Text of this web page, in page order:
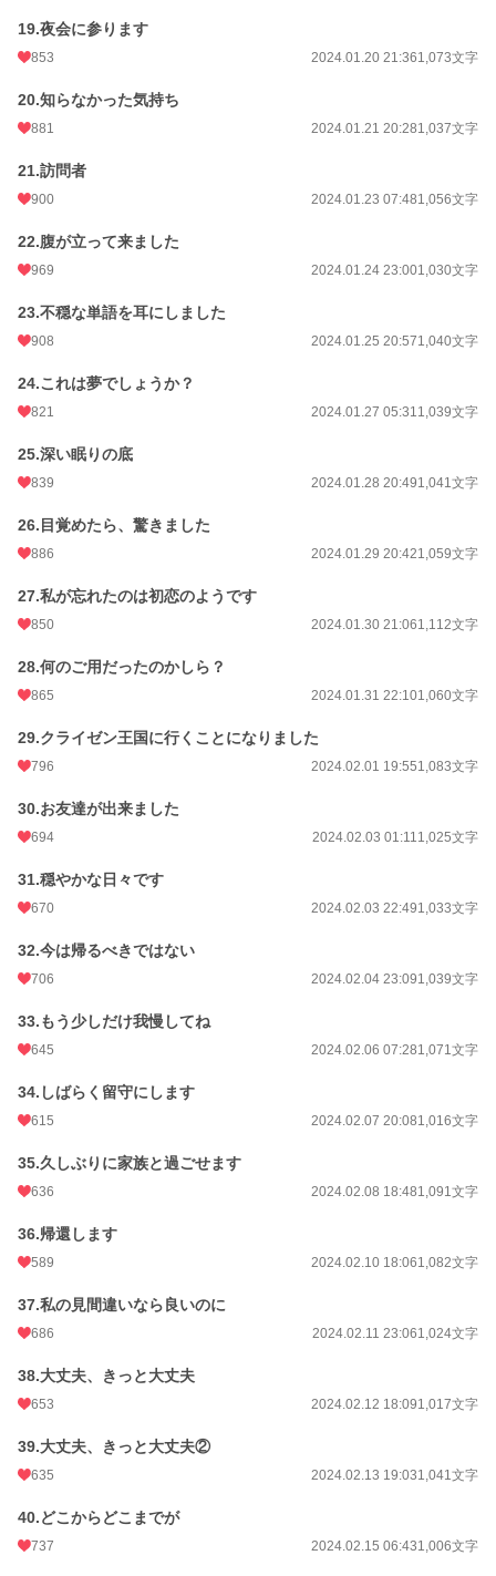
19.夜会に参ります
853 2024.01.20 21:361,073文字
20.知らなかった気持ち
881 2024.01.21 20:281,037文字
21.訪問者
900 2024.01.23 07:481,056文字
22.腹が立って来ました
969 2024.01.24 23:001,030文字
23.不穏な単語を耳にしました
908 2024.01.25 20:571,040文字
24.これは夢でしょうか？
821 2024.01.27 05:311,039文字
25.深い眠りの底
839 2024.01.28 20:491,041文字
26.目覚めたら、驚きました
886 2024.01.29 20:421,059文字
27.私が忘れたのは初恋のようです
850 2024.01.30 21:061,112文字
28.何のご用だったのかしら？
865 2024.01.31 22:101,060文字
29.クライゼン王国に行くことになりました
796 2024.02.01 19:551,083文字
30.お友達が出来ました
694 2024.02.03 01:111,025文字
31.穏やかな日々です
670 2024.02.03 22:491,033文字
32.今は帰るべきではない
706 2024.02.04 23:091,039文字
33.もう少しだけ我慢してね
645 2024.02.06 07:281,071文字
34.しばらく留守にします
615 2024.02.07 20:081,016文字
35.久しぶりに家族と過ごせます
636 2024.02.08 18:481,091文字
36.帰還します
589 2024.02.10 18:061,082文字
37.私の見間違いなら良いのに
686 2024.02.11 23:061,024文字
38.大丈夫、きっと大丈夫
653 2024.02.12 18:091,017文字
39.大丈夫、きっと大丈夫②
635 2024.02.13 19:031,041文字
40.どこからどこまでが
737 2024.02.15 06:431,006文字